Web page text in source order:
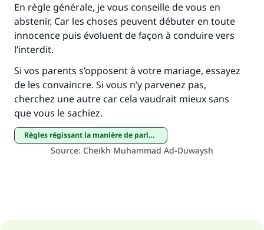
En règle générale, je vous conseille de vous en
abstenir. Car les choses peuvent débuter en toute
innocence puis évoluent de façon à conduire vers
l’interdit.
Si vos parents s’opposent à votre mariage, essayez
de les convaincre. Si vous n’y parvenez pas,
cherchez une autre car cela vaudrait mieux sans
que vous le sachiez.
Règles régissant la manière de parler aux femmes
Source: Cheikh Muhammad Ad-Duwaysh
contribution
Aidez nous à apporter des réponses.
Le Messager d'Allah (Paix sur lui) a dit:
"Celui qui indique une bonne action obtient la
même récompense que celui qui le fait."
(MOUSLIM 1893)
Soutenez IslamQA